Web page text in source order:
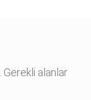
Gerekli alanlar